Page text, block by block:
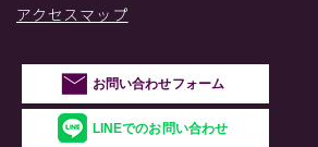
アクセスマップ
お問い合わせフォーム
LINEでのお問い合わせ